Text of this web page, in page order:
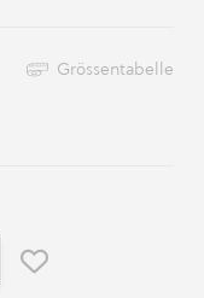
Grössentabelle